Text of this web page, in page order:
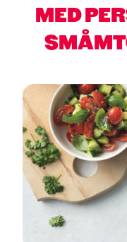
MED